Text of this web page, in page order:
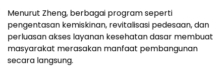
Menurut Zheng, berbagai program seperti
pengentasan kemiskinan, revitalisasi pedesaan, dan
perluasan akses layanan kesehatan dasar membuat
masyarakat merasakan manfaat pembangunan
secara langsung.